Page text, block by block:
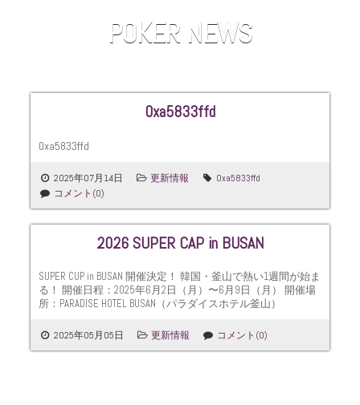
POKER NEWS
0xa5833ffd
0xa5833ffd
2025年07月14日 更新情報
0xa5833ffd
コメント(0)
2026 SUPER CAP in BUSAN
SUPER CUP in BUSAN 開催決定！ 韓国・釜山で熱い1週間が始ま
る！ 開催日程：2025年6月2日（月）〜6月9日（月） 開催場
所：PARADISE HOTEL BUSAN（パラダイスホテル釜山）
2025年05月05日 更新情報 コメント(0)